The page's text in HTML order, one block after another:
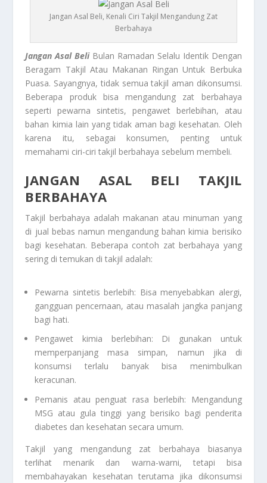
Jangan Asal Beli, Kenali Ciri Takjil Mengandung Zat
Berbahaya
Jangan Asal BeliBulan Ramadan Selalu Identik Dengan
Beragam Takjil Atau Makanan Ringan Untuk Berbuka
Puasa. Sayangnya, tidak semua takjil aman dikonsumsi.
Beberapa produk bisa mengandung zat berbahaya
seperti pewarna sintetis, pengawet berlebihan, atau
bahan kimia lain yang tidak aman bagi kesehatan. Oleh
karena itu, sebagai konsumen, penting untuk
memahami ciri-ciri takjil berbahaya sebelum membeli.
JANGAN ASAL BELI TAKJIL
BERBAHAYA
Takjil berbahaya adalah makanan atau minuman yang
di jual bebas namun mengandung bahan kimia berisiko
bagi kesehatan. Beberapa contoh zat berbahaya yang
sering di temukan di takjil adalah:
Pewarna sintetis berlebih: Bisa menyebabkan alergi,
gangguan pencernaan, atau masalah jangka panjang
bagi hati.
Pengawet kimia berlebihan: Di gunakan untuk
memperpanjang masa simpan, namun jika di
konsumsi terlalu banyak bisa menimbulkan
keracunan.
Pemanis atau penguat rasa berlebih: Mengandung
MSG atau gula tinggi yang berisiko bagi penderita
diabetes dan kesehatan secara umum.
Takjil yang mengandung zat berbahaya biasanya
terlihat menarik dan warna-warni, tetapi bisa
membahayakan kesehatan terutama jika dikonsumsi